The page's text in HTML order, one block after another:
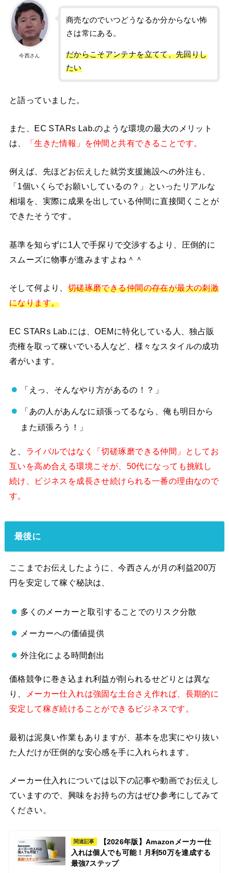
今西さん
商売なのでいつどうなるか分からない怖
さは常にある。
だからこそアンテナを立てて、先回りし
たい
と語っていました。
また、EC STARs Lab.のような環境の最大のメリット
は、
「生きた情報」を仲間と共有できることです。
例えば、先ほどお伝えした就労支援施設への外注も、
「1個いくらでお願いしているの？」といったリアルな
相場を、実際に成果を出している仲間に直接聞くことが
できたそうです。
基準を知らずに1人で手探りで交渉するより、圧倒的に
スムーズに物事が進みますよね＾＾
そして何より、 切磋琢磨できる仲間の存在が最大の刺激
になります。
EC STARs Lab.には、OEMに特化している人、独占販
売権を取って稼いでいる人など、様々なスタイルの成功
者がいます。
「えっ、そんなやり方があるの！？」
「あの人があんなに頑張ってるなら、俺も明日から
また頑張ろう！」
と、 ライバルではなく「切磋琢磨できる仲間」としてお
互いを高め合える環境こそが、50代になっても挑戦し
続け、ビジネスを成長させ続けられる一番の理由なので
す。
最後に
ここまでお伝えしたように、今西さんが月の利益200万
円を安定して稼ぐ秘訣は、
多くのメーカーと取引することでのリスク分散
メーカーへの価値提供
外注化による時間創出
価格競争に巻き込まれ利益が削られるせどりとは異な
り、
メーカー仕入れは強固な土台さえ作れば、長期的に
安定して稼ぎ続けることができるビジネスです。
最初は泥臭い作業もありますが、基本を忠実にやり抜い
た人だけが圧倒的な安心感を手に入れられます。
メーカー仕入れについては以下の記事や動画でお伝えし
ていますので、興味をお持ちの方はぜひ参考にしてみて
ください。
関連記事
【2026年版】Amazonメーカー仕
入れは個人でも可能！月利50万を達成する
最強7ステップ